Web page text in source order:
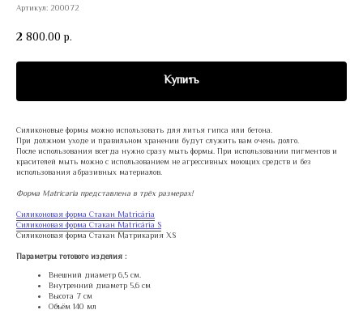
Артикул: 200072
2 800.00 р.
Купить
Силиконовые формы можно использовать для литья гипса или бетона.
При должном уходе и правильном хранении будут служить вам очень долго.
После использования всегда нужно сразу мыть формы. При использовании пигментов и
красителей мыть можно с использованием не агрессивных моющих средств и без
использования абразивных материалов.
Форма Matricaria представлена в трёх размерах!
Силиконовая форма Стакан Matricária
Силиконовая форма Стакан Matricária S
Силиконовая форма Стакан Матрикария XS
Параметры готового изделия :
Внешний диаметр 6,5 см.
Внутренний диаметр 5,6 см
Высота 7 см
Объём 140 мл